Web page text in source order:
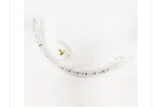
VR প্রদর্শন
আমাদের সম্পর্কে